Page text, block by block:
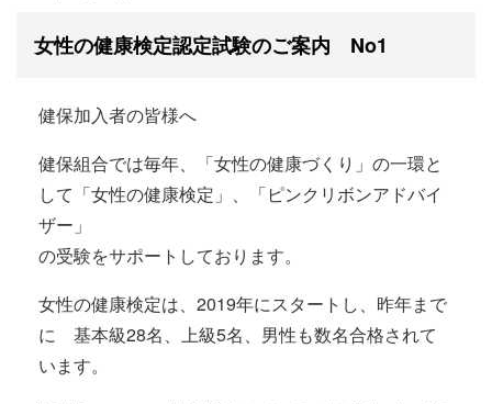
女性の健康検定認定試験のご案内 No1
健保加入者の皆様へ
健保組合では毎年、「女性の健康づくり」の一環と
して「女性の健康検定」、「ピンクリボンアドバイ
ザー」
の受験をサポートしております。
女性の健康検定は、2019年にスタートし、昨年まで
に 基本級28名、上級5名、男性も数名合格されて
います。